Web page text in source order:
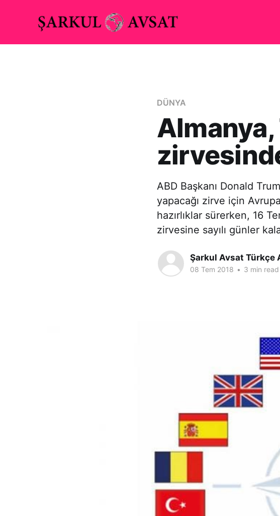
DÜNYA
ABD Başkanı Donald
yapacağı zirve için
hazırlıklar sürerken, 16
zirvesine sayılı günler
Şarkul Avsat Türkçe
08 Tem 2018 • 3 min read